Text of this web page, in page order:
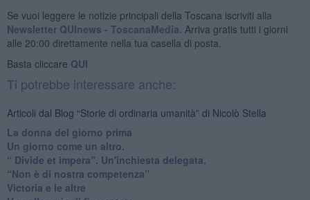
Se vuoi leggere le notizie principali della Toscana iscriviti alla
Newsletter QUInews - ToscanaMedia. Arriva gratis tutti i giorni
alle 20:00 direttamente nella tua casella di posta.
Basta cliccare QUI
Ti potrebbe interessare anche:
Articoli dal Blog “Storie di ordinaria umanità” di Nicolò Stella
​La donna del giorno prima
​Un giorno come un altro.
​“ Divide et impera”. Un'inchiesta delegata.
“Non è di nostra competenza”
​Victoria e le altre